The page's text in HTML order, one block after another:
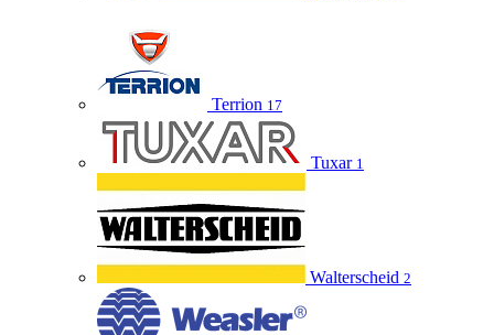
Terrion 17
Tuxar 1
Walterscheid 2